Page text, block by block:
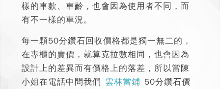
樣的車款、車齡，也會因為使用者不同，而
有不一樣的車況。
每一顆50分鑽石回收價格都是獨一無二的，
在專櫃的賣價，就算克拉數相同，也會因為
設計上的差異而有價格上的落差，所以當陳
小姐在電話中問我們 雲林當鋪 50分鑽石價